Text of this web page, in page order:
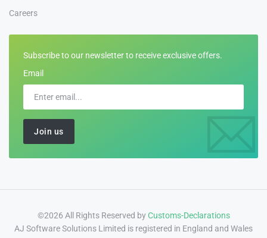
Careers
Subscribe to our newsletter to receive exclusive offers.
Email
©2026 All Rights Reserved byCustoms-Declarations
AJ Software Solutions Limited is registered in England and Wales